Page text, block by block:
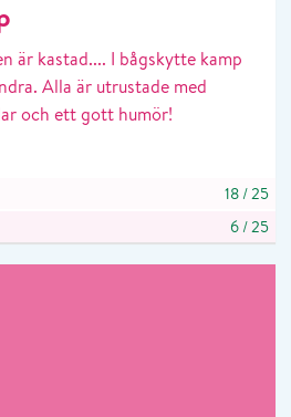
är kastad.... I bågskytte kamp
Alla är utrustade med
och ett gott humör!
18 /25
6 /25